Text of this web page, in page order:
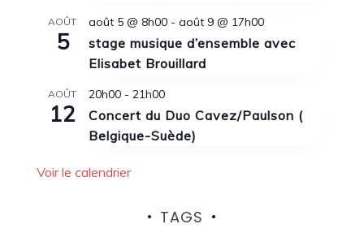
AOÛT
5
août 5 @ 8h00- août 9 @ 17h00
stage musique d’ensemble avec
Elisabet Brouillard
AOÛT
12
20h00- 21h00
Concert du Duo Cavez/Paulson (
Belgique-Suède)
Voir le calendrier
TAGS